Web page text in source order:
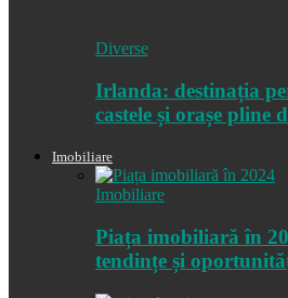
Diverse
Irlanda: destinația
castele și orașe pline
Imobiliare
Imobiliare
Piața imobiliară în
tendințe și